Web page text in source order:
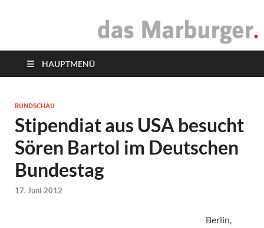
das Marburger.
HAUPTMENÜ
RUNDSCHAU
Stipendiat aus USA besucht
Sören Bartol im Deutschen
Bundestag
17. Juni 2012
Berlin,